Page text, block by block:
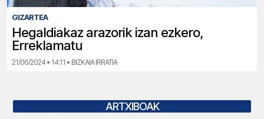
GIZARTEA
Hegaldiakaz arazorik izan ezkero,
Erreklamatu
21/06/2024 • 14:11 • BIZKAIA IRRATIA
ARTXIBOAK